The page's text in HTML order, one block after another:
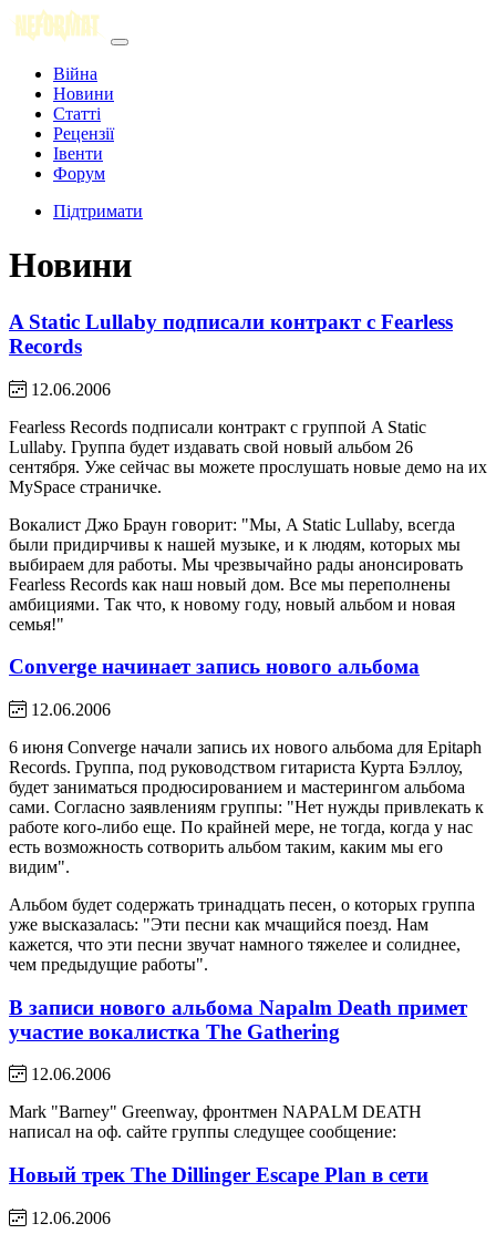
Війна
Новини
Статті
Рецензії
Івенти
Форум
Підтримати
Новини
A Static Lullaby подписали контракт с Fearless
Records
12.06.2006
Fearless Records подписали контракт с группой A Static
Lullaby. Группа будет издавать свой новый альбом 26
сентября. Уже сейчас вы можете прослушать новые демо на их
MySpace страничке.
Вокалист Джо Браун говорит: "Мы, A Static Lullaby, всегда
были придирчивы к нашей музыке, и к людям, которых мы
выбираем для работы. Мы чрезвычайно рады анонсировать
Fearless Records как наш новый дом. Все мы переполнены
амбициями. Так что, к новому году, новый альбом и новая
семья!"
Converge начинает запись нового альбома
12.06.2006
6 июня Converge начали запись их нового альбома для Epitaph
Records. Группа, под руководством гитариста Курта Бэллоу,
будет заниматься продюсированием и мастерингом альбома
сами. Согласно заявлениям группы: "Нет нужды привлекать к
работе кого-либо еще. По крайней мере, не тогда, когда у нас
есть возможность сотворить альбом таким, каким мы его
видим".
Альбом будет содержать тринадцать песен, о которых группа
уже высказалась: "Эти песни как мчащийся поезд. Нам
кажется, что эти песни звучат намного тяжелее и солиднее,
чем предыдущие работы".
В записи нового альбома Napalm Death примет
участие вокалистка The Gathering
12.06.2006
Mark "Barney" Greenway, фронтмен NAPALM DEATH
написал на оф. сайте группы следущее сообщение:
Новый трек The Dillinger Escape Plan в сети
12.06.2006